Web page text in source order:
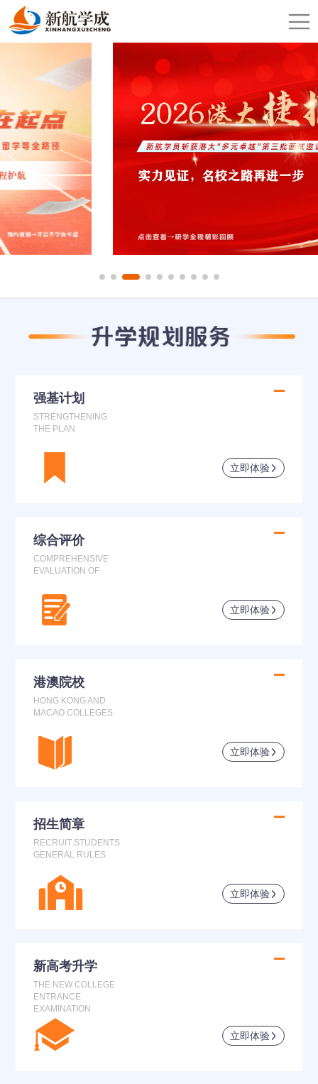
强基计划
STRENGTHENING
THE PLAN
立即体验
综合评价
COMPREHENSIVE
EVALUATION OF
立即体验
港澳院校
HONG KONG AND
MACAO COLLEGES
立即体验
招生简章
RECRUIT STUDENTS
GENERAL RULES
立即体验
新高考升学
THE NEW COLLEGE
ENTRANCE
EXAMINATION
立即体验